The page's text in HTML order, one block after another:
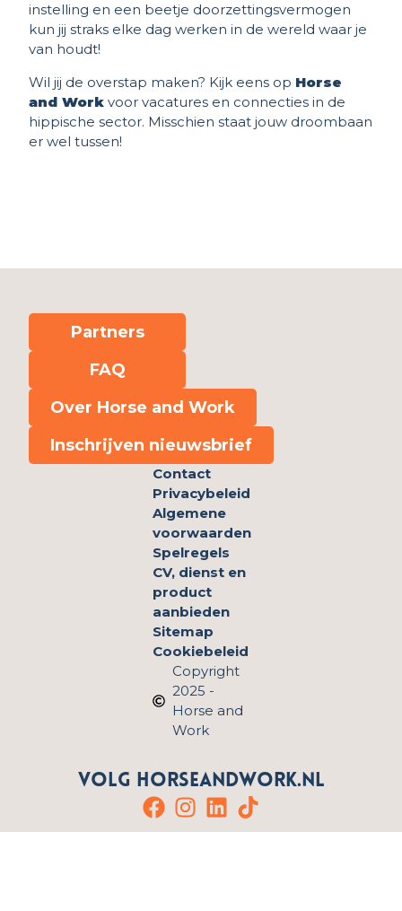
instelling en een beetje doorzettingsvermogen
kun jij straks elke dag werken in de wereld waar je
van houdt!
Wil jij de overstap maken? Kijk eens op Horse
and Work voor vacatures en connecties in de
hippische sector. Misschien staat jouw droombaan
er wel tussen!
Partners
FAQ
Over Horse and Work
Inschrijven nieuwsbrief
Contact
Privacybeleid
Algemene
voorwaarden
Spelregels
CV, dienst en
product
aanbieden
Sitemap
Cookiebeleid
Copyright
2025 -
Horse and
Work
Volg HorseandWork.nl